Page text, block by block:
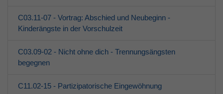
C03.11-07 - Vortrag: Abschied und Neubeginn -
Kinderängste in der Vorschulzeit
C03.09-02 - Nicht ohne dich - Trennungsängsten
begegnen
C11.02-15 - Partizipatorische Eingewöhnung